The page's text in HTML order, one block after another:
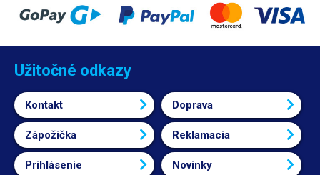
Užitočné odkazy
Kontakt Doprava
Zápožička Reklamacia
Prihlásenie Novinky